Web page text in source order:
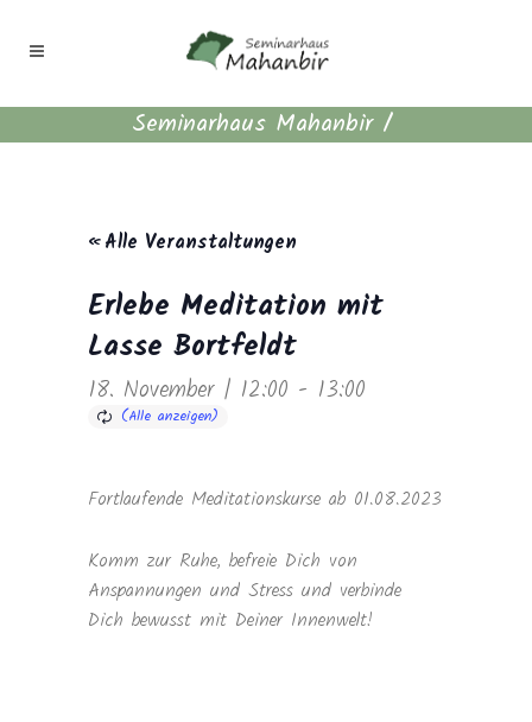
Seminarhaus Mahanbir/
« Alle Veranstaltungen
Erlebe Meditation mit
Lasse Bortfeldt
18. November | 12:00 - 13:00
Fortlaufende Meditationskurse ab 01.08.2023
Komm zur Ruhe, befreie Dich von
Anspannungen und Stress und verbinde
Dich bewusst mit Deiner Innenwelt!